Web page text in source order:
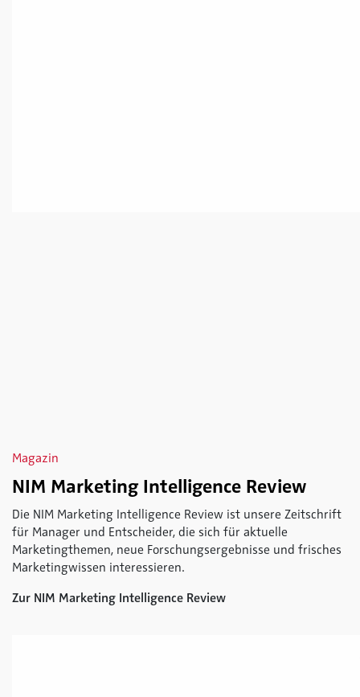
Magazin
NIM Marketing Intelligence Review
Die NIM Marketing Intelligence Review ist unsere Zeitschrift
für Manager und Entscheider, die sich für aktuelle
Marketingthemen, neue Forschungsergebnisse und frisches
Marketingwissen interessieren.
Zur NIM Marketing Intelligence Review